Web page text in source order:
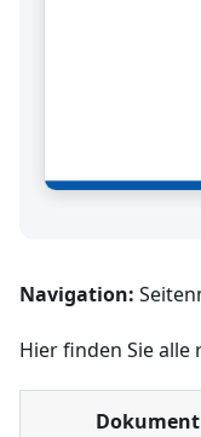
Navigation:
Hier finden Sie
Dokument